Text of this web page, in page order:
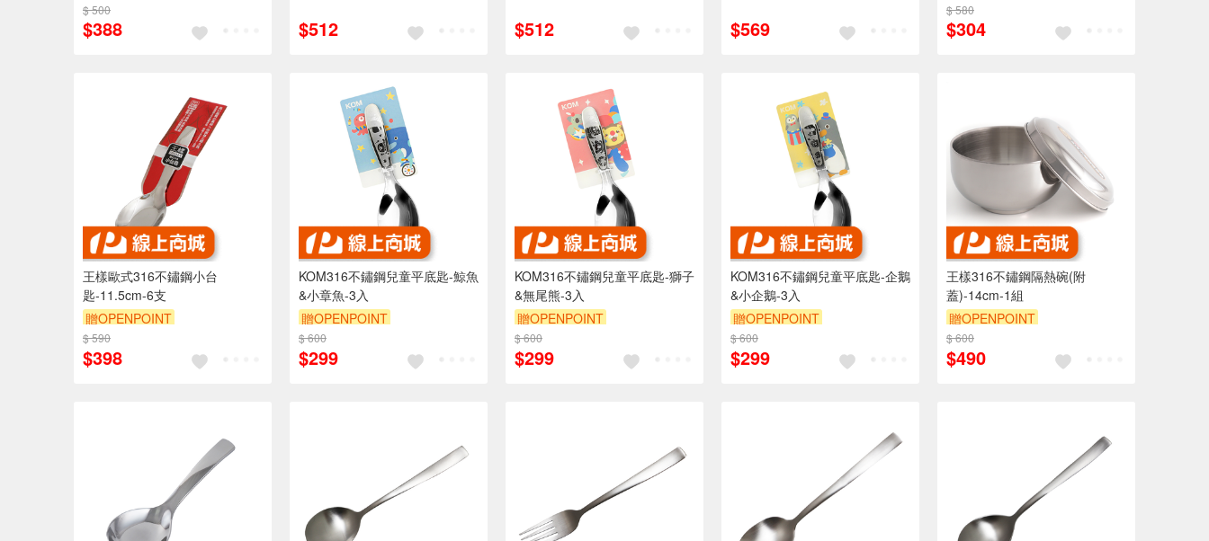
$ 500
$388 $512 $512 $569
訂單滿999享9折
$ 580
$304
王樣歐式316不鏽鋼小台
匙-11.5cm-6支
贈OPENPOINT
$ 590
$398
KOM316不鏽鋼兒童平底匙-鯨魚
&小章魚-3入
贈OPENPOINT
$ 600
$299
KOM316不鏽鋼兒童平底匙-獅子
&無尾熊-3入
贈OPENPOINT
$ 600
$299
KOM316不鏽鋼兒童平底匙-企鵝
&小企鵝-3入
贈OPENPOINT
$ 600
$299
王樣316不鏽鋼隔熱碗(附
蓋)-14cm-1組
贈OPENPOINT
$ 600
$490